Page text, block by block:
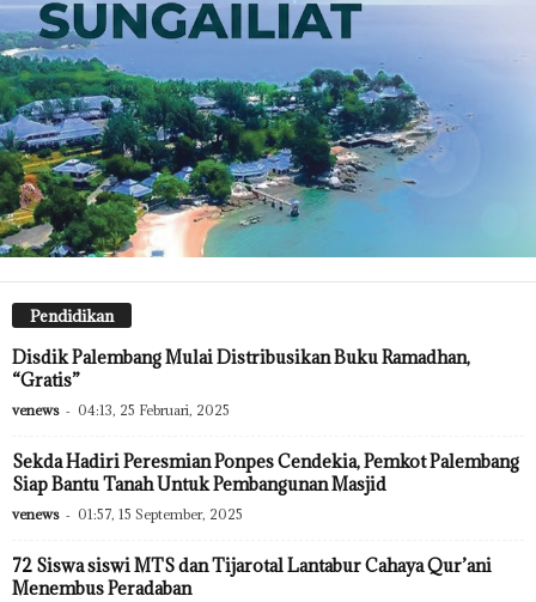
Pendidikan
Disdik Palembang Mulai Distribusikan Buku Ramadhan,
“Gratis”
venews - 04:13, 25 Februari, 2025
Sekda Hadiri Peresmian Ponpes Cendekia, Pemkot Palembang
Siap Bantu Tanah Untuk Pembangunan Masjid
venews - 01:57, 15 September, 2025
72 Siswa siswi MTS dan Tijarotal Lantabur Cahaya Qur’ani
Menembus Peradaban